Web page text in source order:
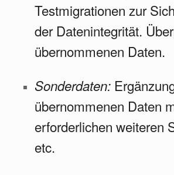
Testmigrationen zur
der Datenintegrität.
übernommenen Daten.
Sonderdaten:
übernommenen Daten
erforderlichen weiteren
etc.